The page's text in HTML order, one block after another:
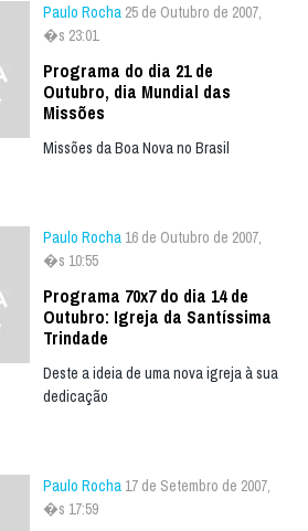
Paulo Rocha 25 de Outubro de 2007,
�s 23:01
Programa do dia 21 de
Outubro, dia Mundial das
Missões
Missões da Boa Nova no Brasil
Paulo Rocha 16 de Outubro de 2007,
�s 10:55
Programa 70x7 do dia 14 de
Outubro: Igreja da Santíssima
Trindade
Deste a ideia de uma nova igreja à sua
dedicação
Paulo Rocha 17 de Setembro de 2007,
�s 17:59